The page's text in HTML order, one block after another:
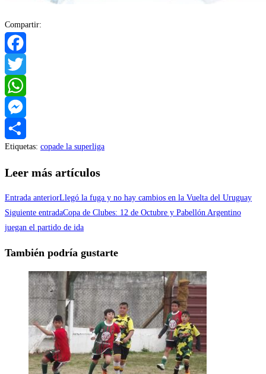
Compartir:
Facebook
Twitter
WhatsApp
Messenger
Compartir
Etiquetas: copade la superliga
Leer más artículos
Entrada anteriorLlegó la fuga y no hay cambios en la Vuelta del Uruguay
Siguiente entradaCopa de Clubes: 12 de Octubre y Pabellón Argentino
juegan el partido de ida
También podría gustarte